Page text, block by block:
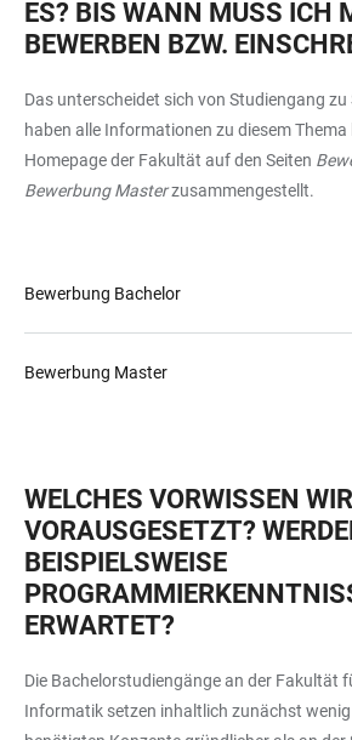
ES? BIS WANN MUSS ICH
BEWERBEN BZW.
Das unterscheidet sich von Studiengang
haben alle Informationen zu diesem Thema
Homepage der Fakultät auf den Seiten
Bewerbung Masterzusammengestellt.
Bewerbung Bachelor
Bewerbung Master
WELCHES VORWISSEN
VORAUSGESETZT?
BEISPIELSWEISE
ERWARTET?
Die Bachelorstudiengänge an der Fakultät
Informatik setzen inhaltlich zunächst